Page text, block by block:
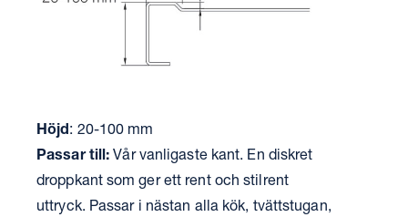
Höjd: 20-100 mm
Passar till: Vår vanligaste kant. En diskret
droppkant som ger ett rent och stilrent
uttryck. Passar i nästan alla kök, tvättstugan,